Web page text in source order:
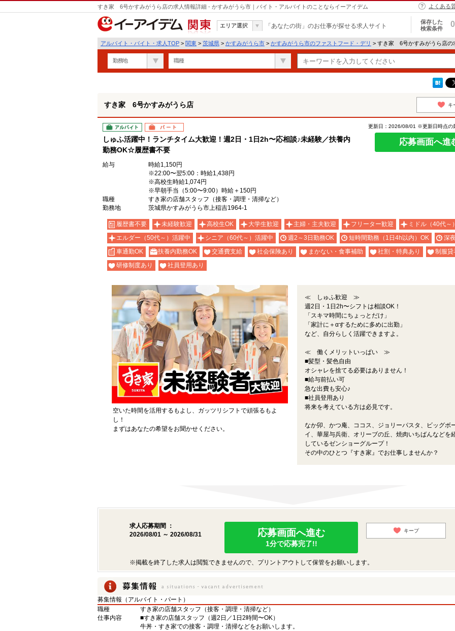
すき家 6号かすみがうら店の求人情報詳細 - かすみがうら市｜バイト・アルバイトのことならイーアイデム よくある
関東
エリア選択 「あなたの街」のお仕事が探せる求人サイト
保存した
検索条件
0
アルバイト・バイト・求人TOP > 関東 > 茨城県 > かすみがうら市 > かすみがうら市のファストフード・デリ > すき家 6号かすみがうら店の
勤務地 職種
すき家 6号かすみがうら店 キ
アルバイト パート
しゅふ活躍中！ランチタイム大歓迎！週2日・1日2h〜応相談♪未経験／扶養内
勤務OK☆履歴書不要
更新日：2026/08/01 ※更新日時点の
応募画面へ進
給与
時給1,150円
※22:00〜翌5:00：時給1,438円
※高校生時給1,074円
※早朝手当（5:00〜9:00）時給＋150円
職種
すき家の店舗スタッフ（接客・調理・清掃など）
勤務地
茨城県かすみがうら市上稲吉1964-1
履歴書不要 未経験歓迎 高校生OK 大学生歓迎 主婦・主夫歓迎 フリーター歓迎
ミドル（40代～
エルダー（50代～）活躍中
シニア（60代～）活躍中 週2～3日勤務OK 短時間勤務（1日4h以内）OK
深夜
車通勤OK
扶養内勤務OK 交通費支給 社会保険あり まかない・食事補助 社割・特典あり
制服貸
研修制度あり
社員登用あり
空いた時間を活用するもよし、ガッツリシフトで頑張るもよ
し！
まずはあなたの希望をお聞かせください。
≪ しゅふ歓迎 ≫
週2日・1日2h〜シフトは相談OK！
「スキマ時間にちょっとだけ」
「家計に＋αするために多めに出勤」
など、自分らしく活躍できますよ。
≪ 働くメリットいっぱい ≫
■髪型・髪色自由
オシャレを捨てる必要はありません！
■給与前払い可
急な出費も安心♪
■社員登用あり
将来を考えている方は必見です。
なか卯、かつ庵、ココス、ジョリーパスタ、ビッグボ
イ、華屋与兵衛、オリーブの丘、焼肉いちばんなどを
しているゼンショーグループ！
その中のひとつ『すき家』でお仕事しませんか？
求人応募期間 ：
2026/08/01 ～ 2026/08/31
応募画面へ進む
1分で応募完了!!
キープ
※掲載を終了した求人は閲覧できませんので、プリントアウトして保管をお願いします。
募集情報（アルバイト・パート）
職種
すき家の店舗スタッフ（接客・調理・清掃など）
仕事内容
■すき家の店舗スタッフ（週2日／1日2時間〜OK）
牛丼・すき家での接客・調理・清掃などをお願いします。